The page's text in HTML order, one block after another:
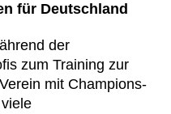
für Deutschland
der
zum Training zur
mit Champions-